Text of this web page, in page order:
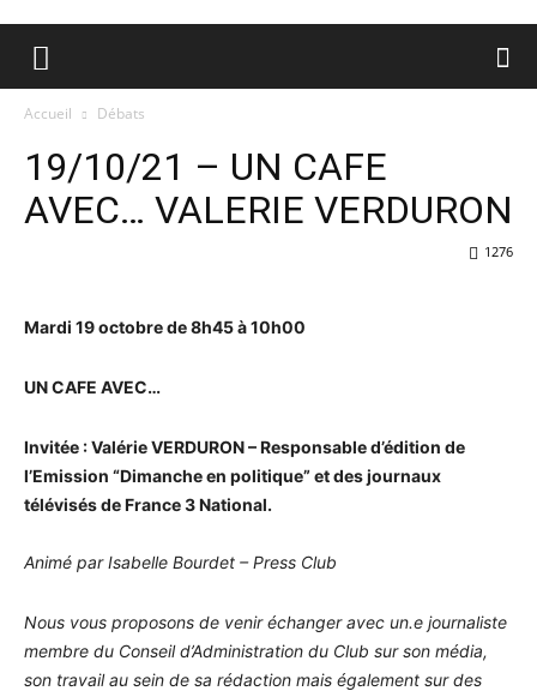
Accueil Débats
19/10/21 – UN CAFE
AVEC… VALERIE VERDURON
1276
Mardi 19 octobre de 8h45 à 10h00
UN CAFE AVEC…
Invitée : Valérie VERDURON – Responsable d’édition de
l’Emission “Dimanche en politique” et des journaux
télévisés de France 3 National.
Animé par Isabelle Bourdet – Press Club
Nous vous proposons de venir échanger avec un.e journaliste
membre du Conseil d’Administration du Club sur son média,
son travail au sein de sa rédaction mais également sur des